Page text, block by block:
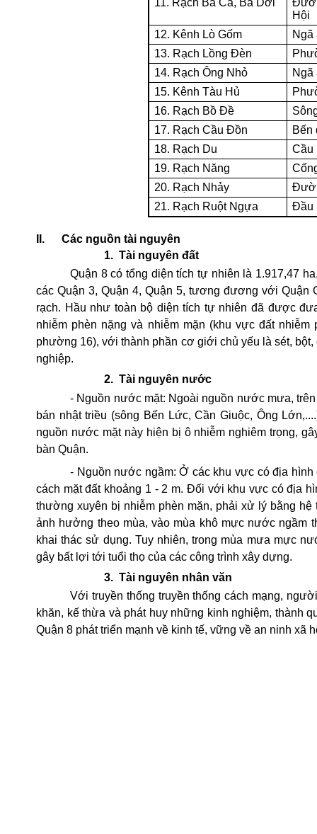
Hội
12. Kênh Lò Gốm
Ngã
13. Rạch Lồng Đèn
14. Rạch Ông Nhỏ
Ngã
15. Kênh Tàu Hủ
16. Rạch Bồ Đề
17. Rạch Cầu Đồn
Bến
18. Rạch Du
Cầu
19. Rạch Năng
20. Rạch Nhảy
21. Rạch Ruột Ngựa
Đầu
II.
Các nguồn tài nguyên
1. Tài nguyên đất
Quận 8 có tổng diện tích tự nhiên là 1.917,47
các Quận 3, Quận 4, Quận 5, tương đương với
rạch. Hầu như toàn bộ diện tích tự nhiên đã được
nhiễm phèn nặng và nhiễm mặn (khu vực đất
phường 16), với thành phần cơ giới chủ yếu là sét,
nghiệp.
2. Tài nguyên nước
- Nguồn nước mặt: Ngoài nguồn nước mưa,
bán nhật triều (sông Bến Lức, Cần Giuộc, Ông
nguồn nước mặt này hiện bị ô nhiễm nghiêm trọng,
bàn Quận.
- Nguồn nước ngầm: Ở các khu vực có địa
cách mặt đất khoảng 1 - 2 m. Đối với khu vực có địa
thường xuyên bị nhiễm phèn mặn, phải xử lý bằng
ảnh hưởng theo mùa, vào mùa khô mực nước ngầm
khai thác sử dụng. Tuy nhiên, trong mùa mưa mực
gây bất lợi tới tuổi thọ của các công trình xây dựng.
3. Tài nguyên nhân văn
Với truyền thống truyền thống cách mạng,
khăn, kế thừa và phát huy những kinh nghiệm, thành
Quận 8 phát triển mạnh về kinh tế, vững về an ninh xã